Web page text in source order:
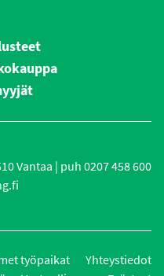
Vantaa | puh 0207 458 600
työpaikat
Yhteystiedot